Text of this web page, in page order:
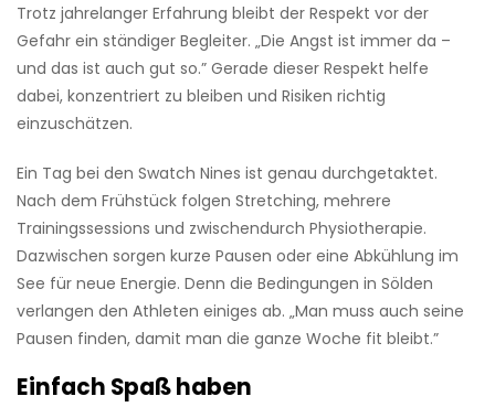
Trotz jahrelanger Erfahrung bleibt der Respekt vor der
Gefahr ein ständiger Begleiter. „Die Angst ist immer da –
und das ist auch gut so.” Gerade dieser Respekt helfe
dabei, konzentriert zu bleiben und Risiken richtig
einzuschätzen.
Ein Tag bei den Swatch Nines ist genau durchgetaktet.
Nach dem Frühstück folgen Stretching, mehrere
Trainingssessions und zwischendurch Physiotherapie.
Dazwischen sorgen kurze Pausen oder eine Abkühlung im
See für neue Energie. Denn die Bedingungen in Sölden
verlangen den Athleten einiges ab. „Man muss auch seine
Pausen finden, damit man die ganze Woche fit bleibt.”
Einfach Spaß haben